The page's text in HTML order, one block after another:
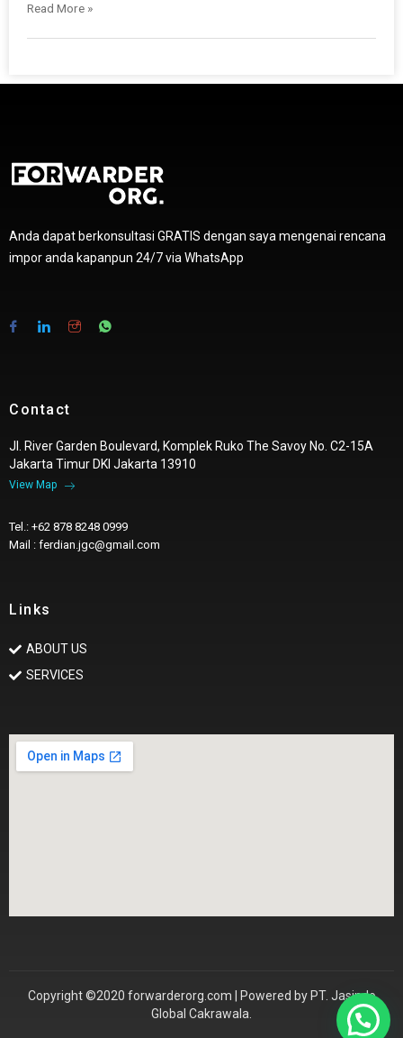
Read More »
Anda dapat berkonsultasi GRATIS dengan saya mengenai rencana
impor anda kapanpun 24/7 via WhatsApp
Contact
Jl. River Garden Boulevard, Komplek Ruko The Savoy No. C2-15A
Jakarta Timur DKI Jakarta 13910
View Map
Tel.: +62 878 8248 0999
Mail : ferdian.jgc@gmail.com
Links
ABOUT US
SERVICES
Copyright ©2020 forwarderorg.com | Powered by PT. Jasindo
Global Cakrawala.
Konsultasi Sekarang